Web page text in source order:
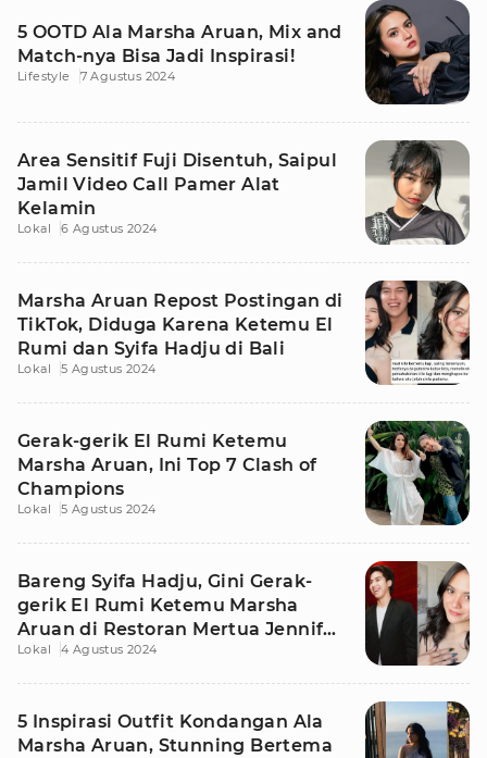
5 OOTD Ala Marsha Aruan, Mix and
Match-nya Bisa Jadi Inspirasi!
Lifestyle 7 Agustus 2024
Area Sensitif Fuji Disentuh, Saipul
Jamil Video Call Pamer Alat
Kelamin
Lokal 6 Agustus 2024
Marsha Aruan Repost Postingan di
TikTok, Diduga Karena Ketemu El
Rumi dan Syifa Hadju di Bali
Lokal 5 Agustus 2024
Gerak-gerik El Rumi Ketemu
Marsha Aruan, Ini Top 7 Clash of
Champions
Lokal 5 Agustus 2024
Bareng Syifa Hadju, Gini Gerak-
gerik El Rumi Ketemu Marsha
Aruan di Restoran Mertua Jennifer
Coppen
Lokal 4 Agustus 2024
5 Inspirasi Outfit Kondangan Ala
Marsha Aruan, Stunning Bertema